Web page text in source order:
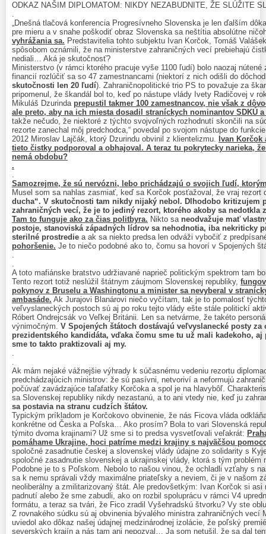
ODKAZ NAŠIM DIPLOMATOM: NIKDY NEZABUDNITE, ŽE SLÚŽITE
.
„Dnešná tlačová konferencia Progresívneho Slovenska je len ďalším
pre mieru a v snahe poškodiť obraz Slovenska sa neštítia absolútne
vyhrážania sa. Predstavitelia tohto subjektu Ivan Korčok, Tomáš
spôsobom oznámili, že na ministerstve zahraničných vecí prebiehajú
nediali… Aká je skutočnosť?
Ministerstvo (v rámci ktorého pracuje vyše 1100 ľudí) bolo naozaj
financií rozlúčiť sa so 47 zamestnancami (niektorí z nich odišli do
skutočnosti len 20 ľudí). Zahraničnopolitické trio PS to považuje za
pripomenul, že škandál bol to, keď po nástupe vlády Ivety Radičovej v
Mikuláš Dzurinda prepustil takmer 100 zamestnancov, nie však z
ale preto, aby na ich miesta dosadil straníckych nominantov SDKÚ
takže nečudo, že niektoré z týchto svojvoľných rozhodnutí skončili na
rezorte zanechal môj predchodca,“ povedal po svojom nástupe do
2012 Miroslav Lajčák, ktorý Dzurindu obvinil z klientelizmu. Ivan
tieto čistky podporoval a obhajoval. A teraz tu pokrytecky narieka,
nemá obdobu?
.
.
Samozrejme, že sú nervózni, lebo prichádzajú o svojich ľudí,
Musel som sa nahlas zasmiať, keď sa Korčok posťažoval, že vraj rezort
ducha“. V skutočnosti tam nikdy nijaký nebol. Dlhodobo kritizujem
zahraničných vecí, že je to jediný rezort, ktorého akoby sa nedotkla
Tam to funguje ako za čias politbyra. Nikto sa neodvažuje mať
postoje, stanoviská západných lídrov sa nehodnotia, iba nekriticky
sterilné prostredie a ak sa niekto predsa len odváži vybočiť z
pohoršenie. Je to niečo podobné ako to, čomu sa hovorí v Spojených
.
.
A toto mafiánske bratstvo udržiavané naprieč politickým spektrom tam
Tento rezort totiž neslúžil štátnym záujmom Slovenskej republiky,
pokynov z Bruselu a Washingtonu a minister sa nevyberal v
ambasáde. Ak Jurajovi Blanárovi niečo vyčítam, tak je to pomalosť
veľvyslaneckých postoch sú aj po roku tejto vlády ešte stále politickí
Róbert Ondrejcsák vo Veľkej Británii. Len sa netvárme, že takéto
výnimočným. V Spojených štátoch dostávajú veľvyslanecké posty
prezidentského kandidáta, vďaka čomu sme tu už mali kadekoho,
sme to takto praktizovali aj my.
.
.
Ak mám nejaké vážnejšie výhrady k súčasnému vedeniu rezortu
predchádzajúcich ministrov: že sú pasívni, netvoriví a neformujú
počúvať zavádzajúce taľafatky Korčoka a spol je na hlavybôľ.
sa Slovenskej republiky nikdy nezastanú, a to ani vtedy nie, keď ju
sa postavia na stranu cudzích štátov.
Typickým príkladom je Korčokovo obvinenie, že nás Ficova vláda
konkrétne od Česka a Poľska… Ako prosím? Bola to vari Slovenská
týmito dvoma krajinami? Už sme si to predsa vysvetľovali veľakrát:
pomáhame Ukrajine, hoci patríme medzi krajiny s najväčšou
spoločné zasadnutie českej a slovenskej vlády údajne zo solidarity s
spoločné zasadnutie slovenskej a ukrajinskej vlády, ktorá s tým problém
Podobne je to s Poľskom. Nebolo to našou vinou, že ochladli vzťahy s
sa k nemu správali vždy maximálne priateľsky a neviem, či je v našom
neoliberálny a zmilitarizovaný štát. Ale predovšetkým: Ivan Korčok si
padnutí alebo že sme zabudli, ako on rozbil spoluprácu v rámci V4
formátu, a teraz sa tvári, že Fico zradil Vyšehradskú štvorku? Vy ste
Z rovnakého súdku sú aj obvinenia bývalého ministra zahraničných vecí
uviedol ako dôkaz našej údajnej medzinárodnej izolácie, že poľský
severských krajín a nás tam ani nepozval… Ja som netušil, že sa dal